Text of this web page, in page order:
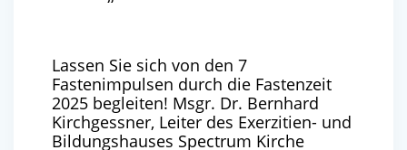
Lassen Sie sich von den 7
Fastenimpulsen durch die Fastenzeit
2025 begleiten! Msgr. Dr. Bernhard
Kirchgessner, Leiter des Exerzitien- und
Bildungshauses Spectrum Kirche